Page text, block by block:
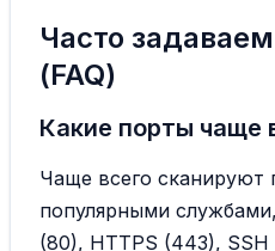
Часто
(FAQ)
Какие порты чаще
Чаще всего сканируют
популярными
(80), HTTPS (443), SSH